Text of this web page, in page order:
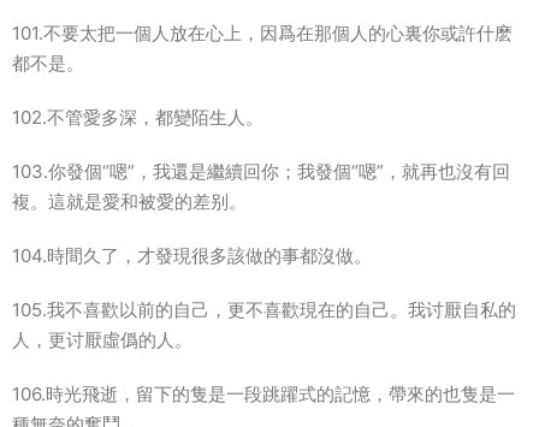
101.不要太把一個人放在心上，因爲在那個人的心裏你或許什麽
都不是。
102.不管愛多深，都變陌生人。
103.你發個“嗯”，我還是繼續回你；我發個“嗯”，就再也沒有回
複。這就是愛和被愛的差别。
104.時間久了，才發現很多該做的事都沒做。
105.我不喜歡以前的自己，更不喜歡現在的自己。我讨厭自私的
人，更讨厭虛僞的人。
106.時光飛逝，留下的隻是一段跳躍式的記憶，帶來的也隻是一